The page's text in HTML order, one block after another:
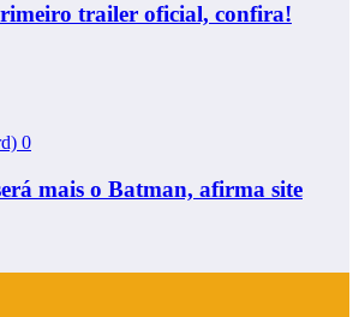
trailer oficial, confira!
0
mais o Batman, afirma site